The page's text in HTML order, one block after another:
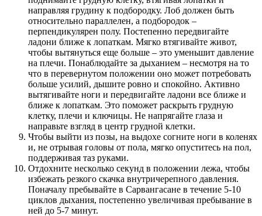
направляя грудину к подбородку. Лоб должен быть
относительно параллелен, а подбородок –
перпендикулярен полу. Постепенно передвигайте
ладони ближе к лопаткам. Мягко втягивайте живот,
чтобы вытянуться еще больше – это уменьшит давление
на плечи. Понаблюдайте за дыханием – несмотря на то
что в перевернутом положении оно может потребовать
больше усилий, дышите ровно и спокойно. Активно
вытягивайте ноги и передвигайте ладони все ближе и
ближе к лопаткам. Это поможет раскрыть грудную
клетку, плечи и ключицы. Не напрягайте глаза и
направьте взгляд в центр грудной клетки.
Чтобы выйти из позы, на выдохе согните ноги в коленях
и, не отрывая головы от пола, мягко опуститесь на пол,
поддерживая таз руками.
Отдохните несколько секунд в положении лежа, чтобы
избежать резкого скачка внутричерепного давления.
Поначалу пребывайте в Сарвангасане в течение 5-10
циклов дыхания, постепенно увеличивая пребывание в
ней до 5-7 минут.